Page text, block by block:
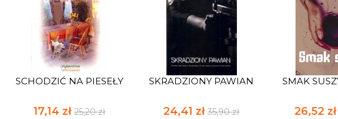
SCHODZIĆ NA PIESEŁY
17,14 zł 25,20 zł
SKRADZIONY PAWIAN
24,41 zł35,90 zł
SMAK
26,52